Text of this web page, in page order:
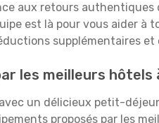
aux retours authentiques
est là pour vous aider à
supplémentaires et
les meilleurs hôtels
un délicieux petit-
proposés par les